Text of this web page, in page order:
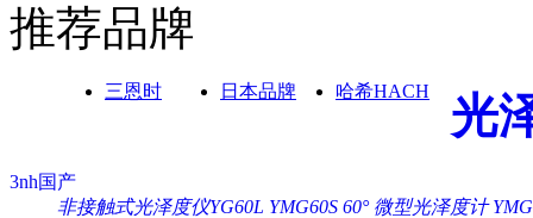
推荐品牌
三恩时 日本品牌 哈希HACH 光
3nh国产
非接触式光泽度仪YG60L YMG60S 60° 微型光泽度计